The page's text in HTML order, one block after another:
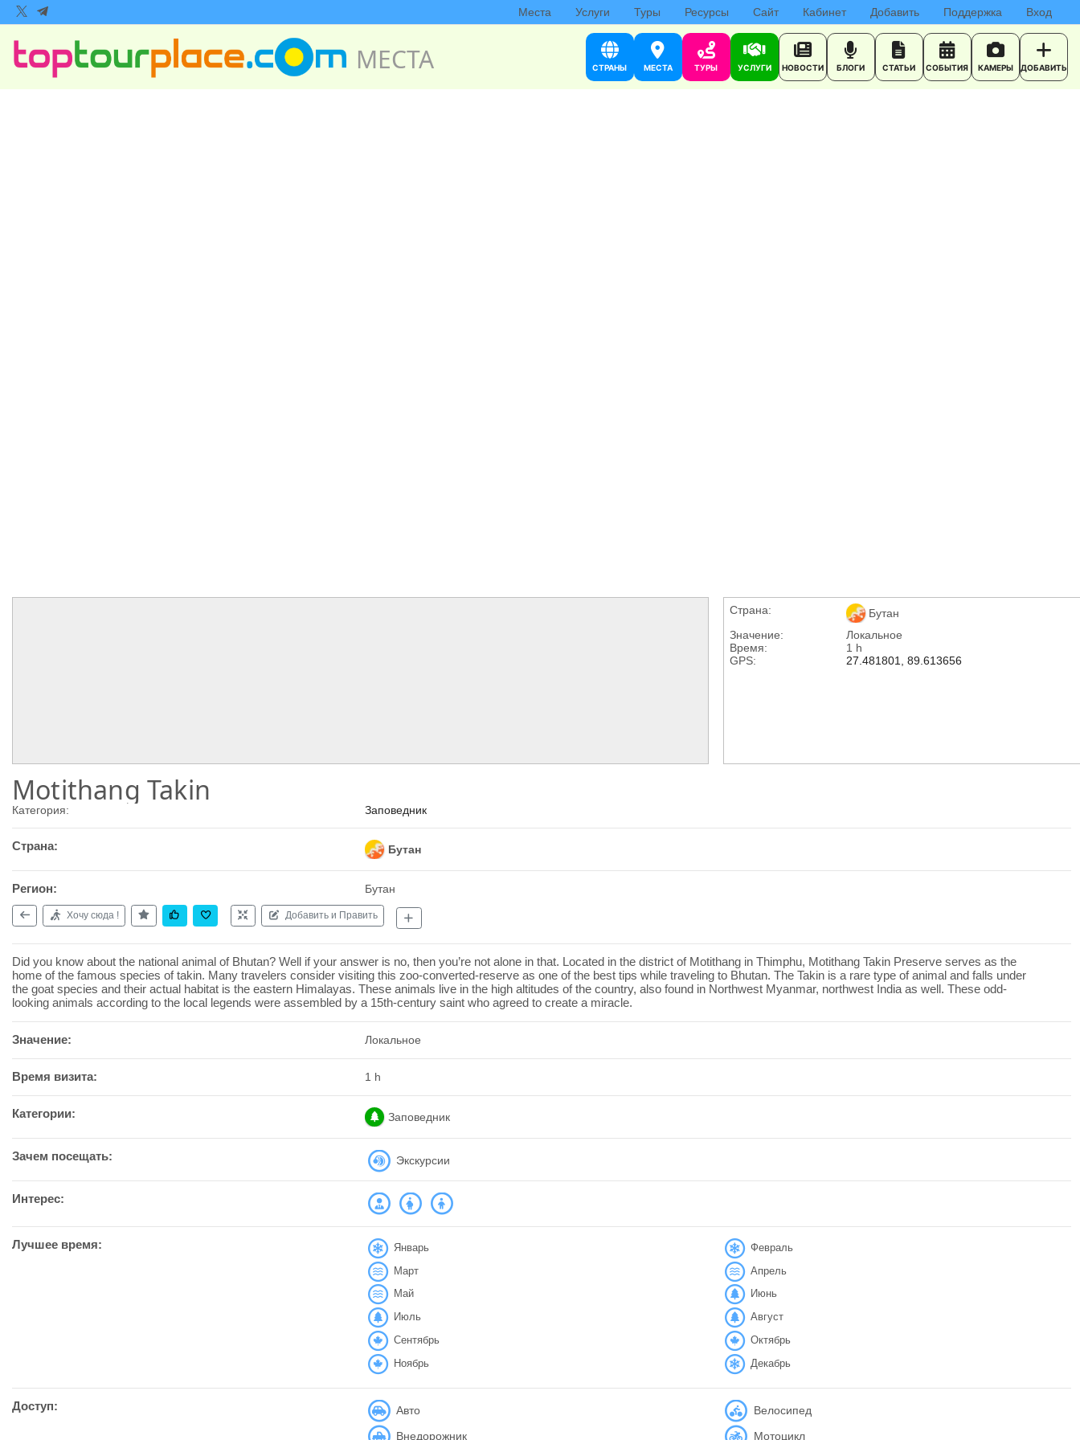
Места Услуги Туры Ресурсы Сайт Кабинет Добавить Поддержка Вход
МЕСТА СТРАНЫ МЕСТА ТУРЫ УСЛУГИ НОВОСТИ БЛОГИ СТАТЬИ СОБЫТИЯ КАМЕРЫ ДОБАВИТЬ
Страна:
Бутан
Значение:
Локальное
Время:
1 h
GPS:
27.481801, 89.613656
Motithang Takin
Категория: Заповедник
Страна: Бутан
Регион: Бутан
Хочу сюда ! Добавить и Править
Did you know about the national animal of Bhutan? Well if your answer is no, then you’re not alone in that. Located in the district of Motithang in Thimphu, Motithang Takin Preserve serves as the
home of the famous species of takin. Many travelers consider visiting this zoo-converted-reserve as one of the best tips while traveling to Bhutan. The Takin is a rare type of animal and falls under
the goat species and their actual habitat is the eastern Himalayas. These animals live in the high altitudes of the country, also found in Northwest Myanmar, northwest India as well. These odd-
looking animals according to the local legends were assembled by a 15th-century saint who agreed to create a miracle.
Значение: Локальное
Время визита: 1 h
Категории: Заповедник
Зачем посещать: Экскурсии
Интерес:
Лучшее время: Январь Февраль
Март Апрель
Май Июнь
Июль Август
Сентябрь Октябрь
Ноябрь Декабрь
Доступ: Авто
Велосипед
Внедорожник
Мотоцикл